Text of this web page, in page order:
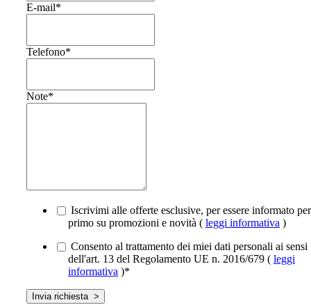
E-mail*
Telefono*
Note*
Iscrivimi alle offerte esclusive, per essere informato per
primo su promozioni e novità ( leggi informativa )
Consento al trattamento dei miei dati personali ai sensi
dell'art. 13 del Regolamento UE n. 2016/679 ( leggi
informativa )*